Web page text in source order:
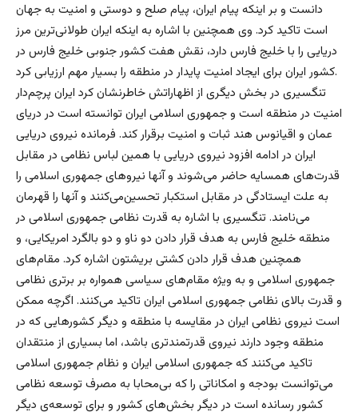
دانست و بر اینکه پیام ایران،‌ پیام صلح و دوستی و امنیت به جهان
است تاکید کرد. وی همچنین با اشاره به اینکه ایران طولانی‌ترین مرز
دریایی را با خلیج فارس دارد، نقش هفت کشور جنوبی خلیج فارس در
کشور ایران برای ایجاد امنیت پایدار در منطقه را بسیار مهم ارزیابی کرد.
تنگسیری در بخش دیگری از اظهاراتش خاطرنشان کرد ایران پرچم‌دار
امنیت در منطقه است و جمهوری اسلامی ایران توانسته است در دریای
عمان و اقیانوس هند ثبات و امنیت برقرار کند. فرمانده نیروی دریایی
ایران در ادامه افزود نیروی دریایی با همین لباس نظامی در مقابل
قدرت‌های همسایه حاضر می‌شوند و آنها نیروهای جمهوری اسلامی را
به علت ایستادگی در مقابل استکبار تحسین‌می‌کنند و آنها را قهرمان
می‌نامند. تنگسیری با اشاره به قدرت نظامی جمهوری اسلامی در
منطقه خلیج فارس به هدف قرار دادن دو ناو و دو بالگرد امریکایی، و
همچنین هدف قرار دادن کشتی بریشتون اشاره کرد. مقام‌های
جمهوری اسلامی و به ویژه مقام‌های سیاسی همواره بر برتری نظامی
و قدرت بالای نظامی جمهوری اسلامی ایران تاکید می‌کنند. اگرچه ممکن
است نیروی نظامی ایران در مقایسه با منطقه و دیگر کشورهایی که در
منطقه وجود دارند نیروی قدرتمندتری باشد، اما بسیاری از منتقدان
تاکید می‌کنند که جمهوری اسلامی ایران و نظام جمهوری اسلامی
می‌توانست بودجه و امکاناتی را که بی‌محابا به مصرف توسعه نظامی
کشور رسانده است در دیگر بخش‌های کشور و برای توسعه‌ی دیگر